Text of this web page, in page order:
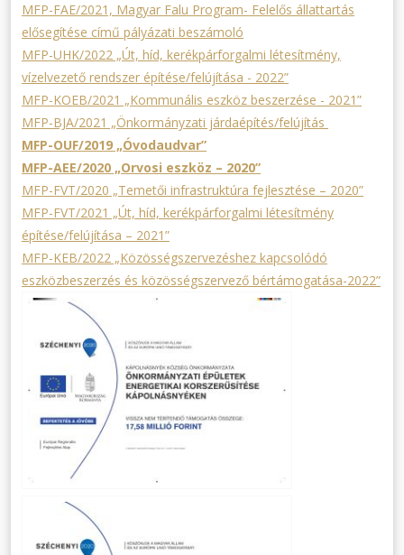
MFP-FAE/2021, Magyar Falu Program- Felelős állattartás
elősegítése című pályázati beszámoló
MFP-UHK/2022 „Út, híd, kerékpárforgalmi létesítmény,
vízelvezető rendszer építése/felújítása - 2022”
MFP-KOEB/2021 „Kommunális eszköz beszerzése - 2021”
MFP-BJA/2021 „Önkormányzati járdaépítés/felújítás
MFP-OUF/2019 „Óvodaudvar”
MFP-AEE/2020 „Orvosi eszköz – 2020”
MFP-FVT/2020 „Temetői infrastruktúra fejlesztése – 2020”
MFP-FVT/2021 „Út, híd, kerékpárforgalmi létesítmény
építése/felújítása – 2021”
MFP-KEB/2022 „Közösségszervezéshez kapcsolódó
eszközbeszerzés és közösségszervező bértámogatása-2022”